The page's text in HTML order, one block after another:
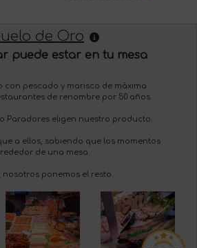
de Oro
puede estar en tu mesa
con pescado y marisco de máxima
de renombre por 50 años.
Paradores eligen nuestro producto.
a ellos, sabiendo que los momentos
de una mesa.
nosotros ponemos el resto.